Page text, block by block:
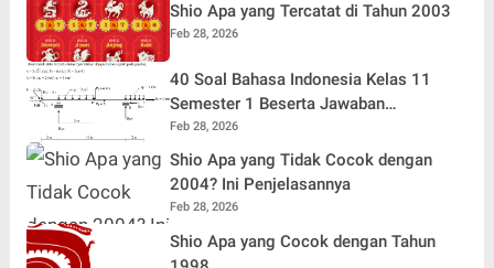
Shio Apa yang Tercatat di Tahun 2003
Feb 28, 2026
40 Soal Bahasa Indonesia Kelas 11
Semester 1 Beserta Jawaban
Terlengkap
Feb 28, 2026
Shio Apa yang Tidak Cocok dengan
2004? Ini Penjelasannya
Feb 28, 2026
Shio Apa yang Cocok dengan Tahun